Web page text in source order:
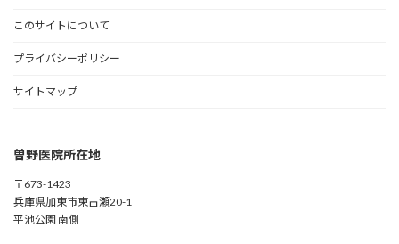
このサイトについて
プライバシーポリシー
サイトマップ
曽野医院所在地
〒673-1423
兵庫県加東市東古瀬20-1
平池公園 南側